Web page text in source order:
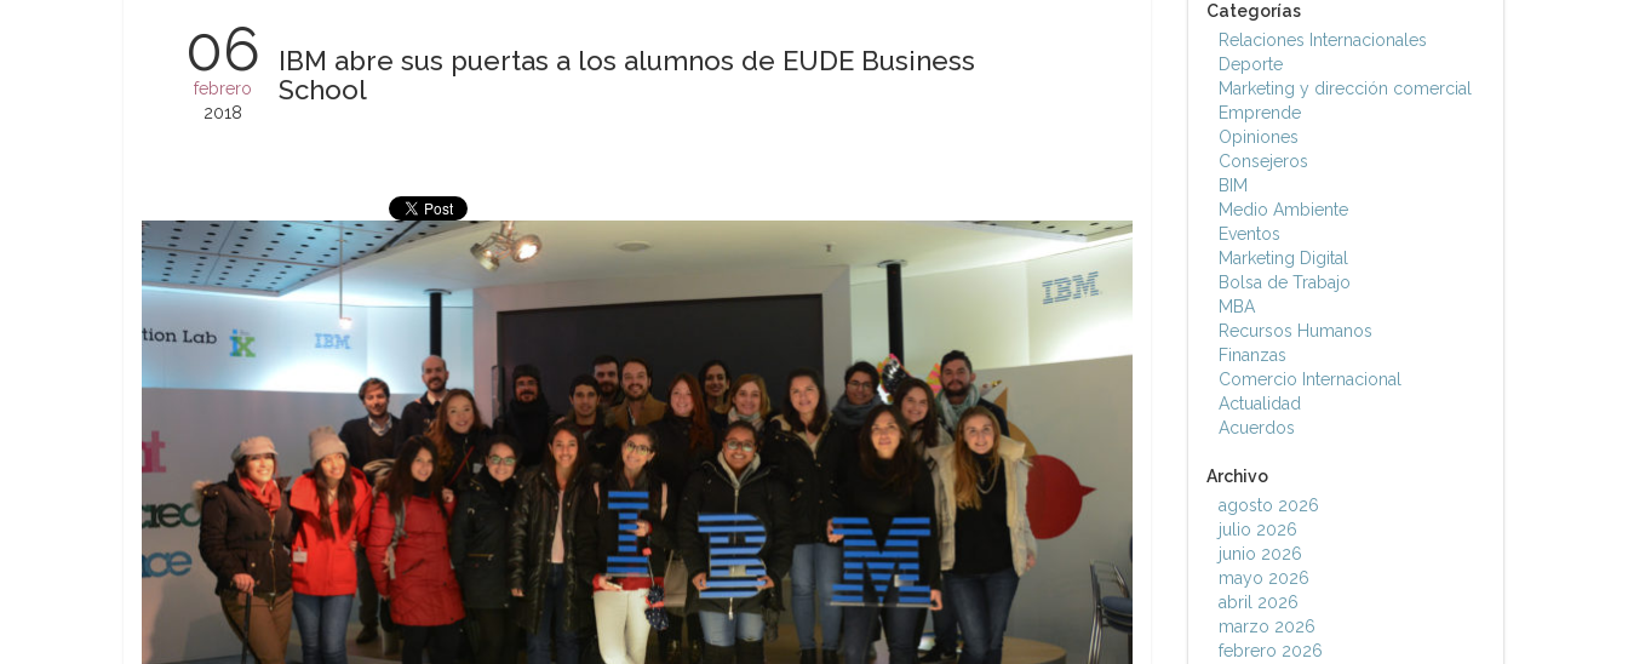
06
febrero
2018
IBM abre sus puertas a los alumnos de EUDE Business
School
Categorías
Relaciones Internacionales
Deporte
Marketing y dirección comercial
Emprende
Opiniones
Consejeros
BIM
Medio Ambiente
Eventos
Marketing Digital
Bolsa de Trabajo
MBA
Recursos Humanos
Finanzas
Comercio Internacional
Actualidad
Acuerdos
Archivo
agosto 2026
julio 2026
junio 2026
mayo 2026
abril 2026
marzo 2026
febrero 2026